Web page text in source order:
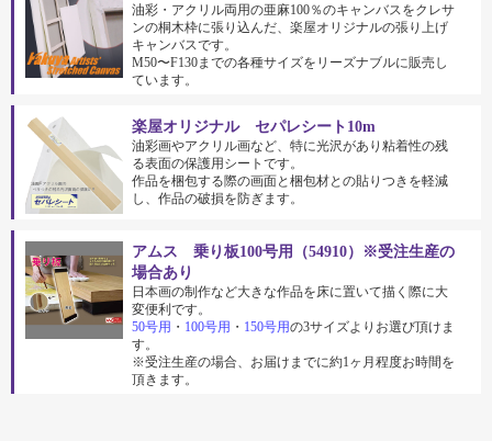
油彩・アクリル両用の亜麻100％のキャンバスをクレサ
ンの桐木枠に張り込んだ、楽屋オリジナルの張り上げ
キャンバスです。
M50〜F130までの各種サイズをリーズナブルに販売し
ています。
楽屋オリジナル セパレシート10m
油彩画やアクリル画など、特に光沢があり粘着性の残
る表面の保護用シートです。
作品を梱包する際の画面と梱包材との貼りつきを軽減
し、作品の破損を防ぎます。
アムス 乗り板100号用（54910）※受注生産の
場合あり
日本画の制作など大きな作品を床に置いて描く際に大
変便利です。
50号用 ・ 100号用 ・ 150号用の3サイズよりお選び頂けま
す。
※受注生産の場合、お届けまでに約1ヶ月程度お時間を
頂きます。